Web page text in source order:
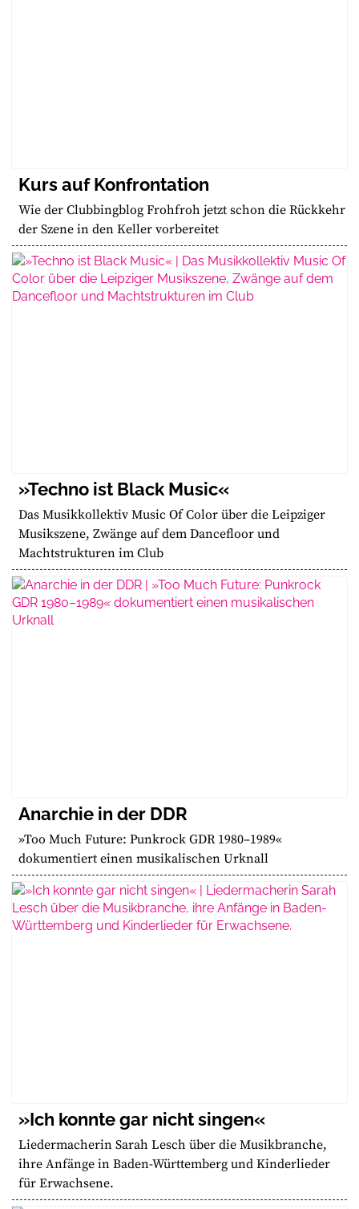
Kurs auf Konfrontation
Wie der Clubbingblog Frohfroh jetzt schon die Rückkehr
der Szene in den Keller vorbereitet
»Techno ist Black Music«
Das Musikkollektiv Music Of Color über die Leipziger
Musikszene, Zwänge auf dem Dancefloor und
Machtstrukturen im Club
Anarchie in der DDR
»Too Much Future: Punkrock GDR 1980–1989«
dokumentiert einen musikalischen Urknall
»Ich konnte gar nicht singen«
Liedermacherin Sarah Lesch über die Musikbranche,
ihre Anfänge in Baden-Württemberg und Kinderlieder
für Erwachsene.